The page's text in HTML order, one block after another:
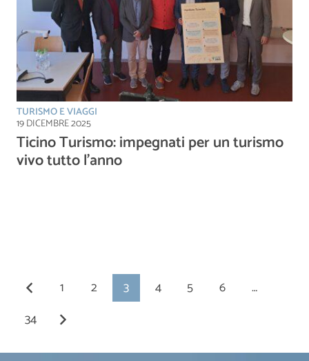
TURISMO E VIAGGI
19 DICEMBRE 2025
Ticino Turismo: impegnati per un turismo
vivo tutto l’anno
1 2 3 4 5 6
…
34